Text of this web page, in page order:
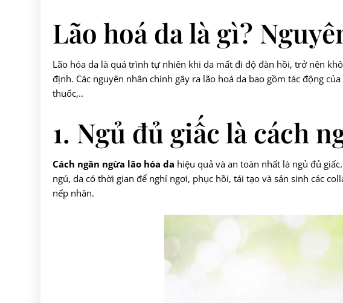
Lão hoá da là gì?
Lão hóa da là quá trình tự nhiên khi da mất đi độ đàn hồi, trở nên
định. Các nguyên nhân chính gây ra lão hoá da bao gồm tác động
thuốc,..
1. Ngủ đủ giấc là cách
Cách ngăn ngừa lão hóa da hiệu quả và an toàn nhất là ngủ đủ
ngủ, da có thời gian để nghỉ ngơi, phục hồi, tái tạo và sản sinh các
nếp nhăn.